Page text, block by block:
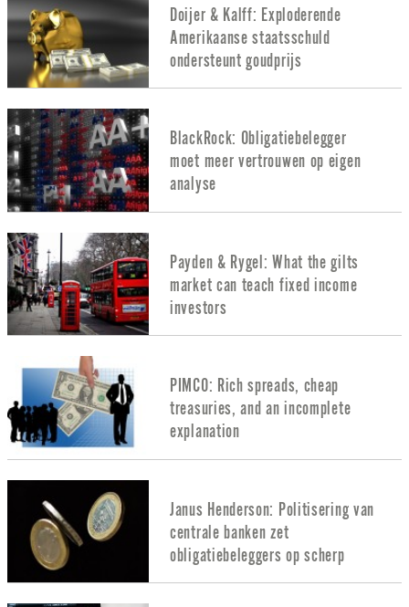
Doijer & Kalff: Exploderende
Amerikaanse staatsschuld
ondersteunt goudprijs
BlackRock: Obligatiebelegger
moet meer vertrouwen op eigen
analyse
Payden & Rygel: What the gilts
market can teach fixed income
investors
PIMCO: Rich spreads, cheap
treasuries, and an incomplete
explanation
Janus Henderson: Politisering van
centrale banken zet
obligatiebeleggers op scherp